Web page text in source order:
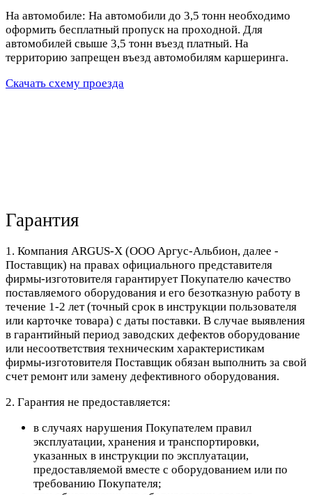
На автомобиле: На автомобили до 3,5 тонн необходимо
оформить бесплатный пропуск на проходной. Для
автомобилей свыше 3,5 тонн въезд платный. На
территорию запрещен въезд автомобилям каршеринга.
Скачать схему проезда
Гарантия
1. Компания ARGUS-X (ООО Аргус-Альбион, далее -
Поставщик) на правах официального представителя
фирмы-изготовителя гарантирует Покупателю качество
поставляемого оборудования и его безотказную работу в
течение 1-2 лет (точный срок в инструкции пользователя
или карточке товара) с даты поставки. В случае выявления
в гарантийный период заводских дефектов оборудование
или несоответствия техническим характеристикам
фирмы-изготовителя Поставщик обязан выполнить за свой
счет ремонт или замену дефективного оборудования.
2. Гарантия не предоставляется:
в случаях нарушения Покупателем правил
эксплуатации, хранения и транспортировки,
указанных в инструкции по эксплуатации,
предоставляемой вместе с оборудованием или по
требованию Покупателя;